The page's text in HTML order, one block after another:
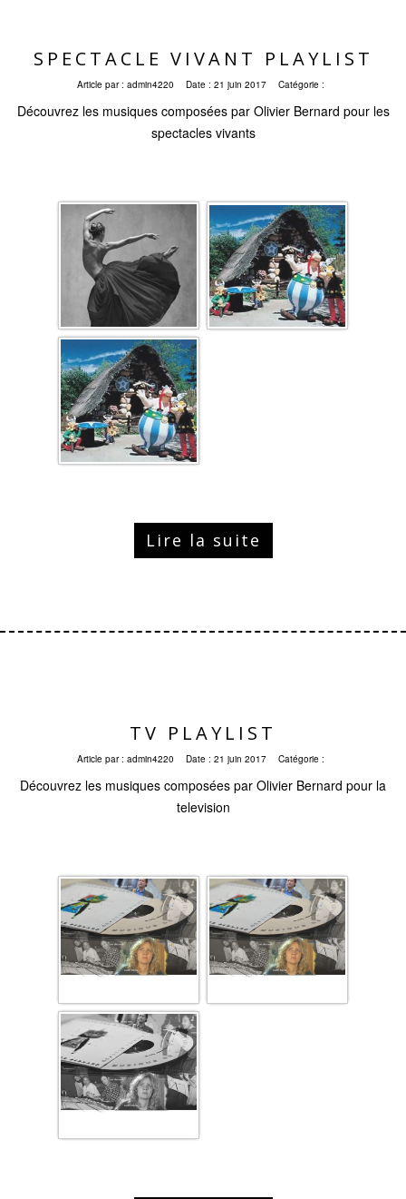
SPECTACLE VIVANT PLAYLIST
Article par : admin4220 Date : 21 juin 2017 Catégorie :
Découvrez les musiques composées par Olivier Bernard pour les
spectacles vivants
Lire la suite
TV PLAYLIST
Article par : admin4220 Date : 21 juin 2017 Catégorie :
Découvrez les musiques composées par Olivier Bernard pour la
television